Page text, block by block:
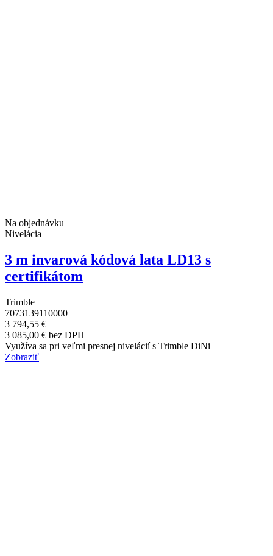
Na objednávku
Nivelácia
3 m invarová kódová lata LD13 s
certifikátom
Trimble
7073139110000
3 794,55 €
3 085,00 € bez DPH
Využíva sa pri veľmi presnej nivelácií s Trimble DiNi
Zobraziť